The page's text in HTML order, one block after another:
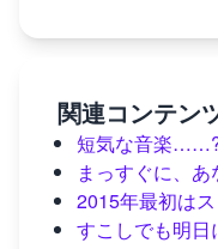
関連コンテン
短気な音楽……?
まっすぐに、
2015年最初は
すこしでも明日